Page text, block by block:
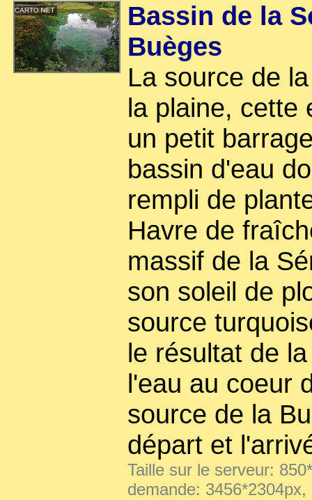
Bassin de la
Buèges
La source de
la plaine, cette
un petit
bassin d'eau
rempli de
Havre de
massif de la
son soleil de
source
le résultat de
l'eau au coeur
source de la
départ et
Taille sur le serveur:
demande: